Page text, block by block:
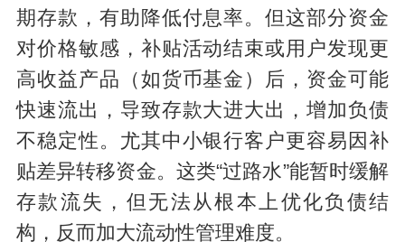
期存款，有助降低付息率。但这部分资金
对价格敏感，补贴活动结束或用户发现更
高收益产品（如货币基金）后，资金可能
快速流出，导致存款大进大出，增加负债
不稳定性。尤其中小银行客户更容易因补
贴差异转移资金。这类“过路水”能暂时缓解
存款流失，但无法从根本上优化负债结
构，反而加大流动性管理难度。